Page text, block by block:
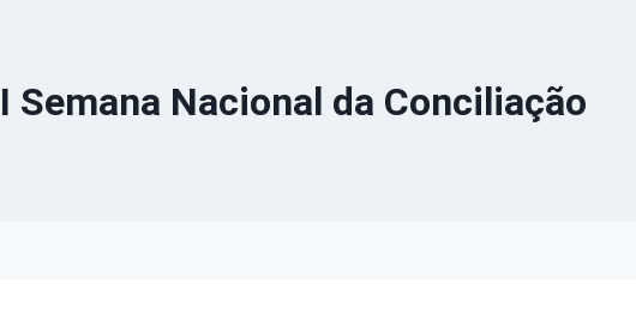
Semana Nacional da Conciliação